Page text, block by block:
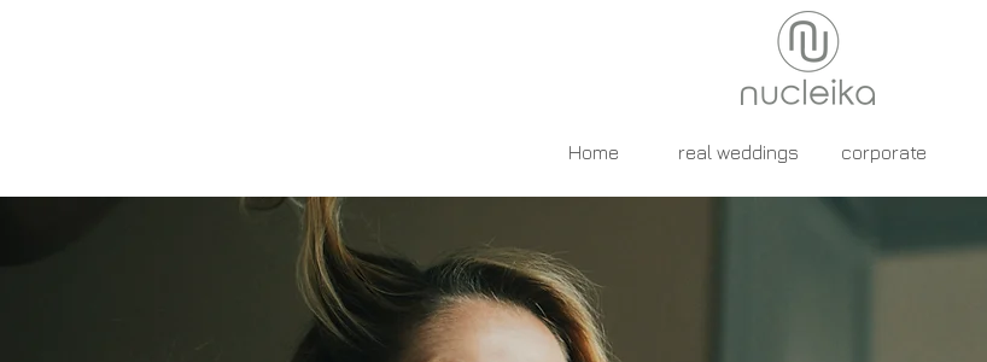
Home real weddings corporate